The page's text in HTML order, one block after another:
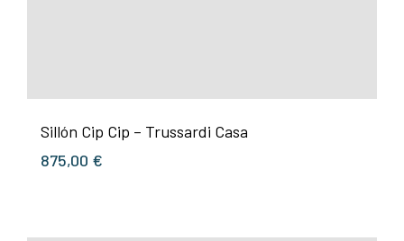
Sillón Cip Cip – Trussardi Casa
875,00 €